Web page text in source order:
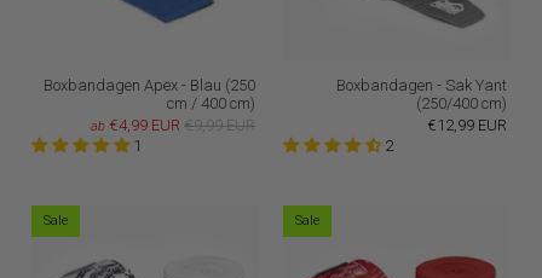
Boxbandagen Apex - Blau (250
cm / 400 cm)
ab €4,99 EUR €9,99 EUR
1
Boxbandagen - Sak Yant
(250/400 cm)
€12,99 EUR
2
Sale Sale